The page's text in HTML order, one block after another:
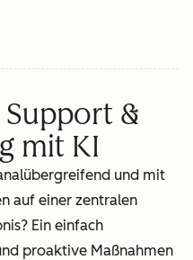
&
mit KI
und mit
auf einer zentralen
Ein einfach
proaktive Maßnahmen